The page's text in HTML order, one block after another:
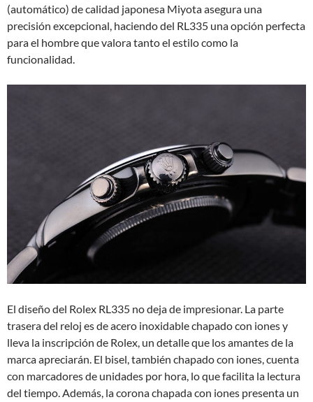
(automático) de calidad japonesa Miyota asegura una
precisión excepcional, haciendo del RL335 una opción perfecta
para el hombre que valora tanto el estilo como la
funcionalidad.
El diseño del Rolex RL335 no deja de impresionar. La parte
trasera del reloj es de acero inoxidable chapado con iones y
lleva la inscripción de Rolex, un detalle que los amantes de la
marca apreciarán. El bisel, también chapado con iones, cuenta
con marcadores de unidades por hora, lo que facilita la lectura
del tiempo. Además, la corona chapada con iones presenta un